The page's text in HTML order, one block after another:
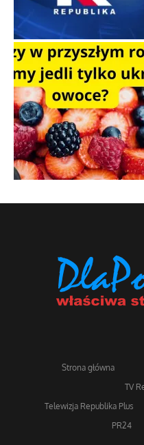
Strona główna
TV
Telewizja Republika Plus
PR24